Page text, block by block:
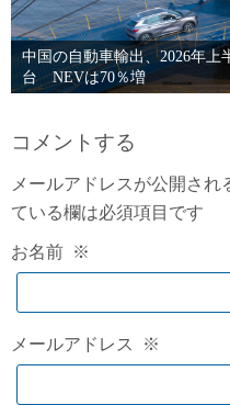
中国の自動車輸出、2026年上
台 NEVは70％増
コメントする
メールアドレスが公開され
ている欄は必須項目です
お名前 ※
メールアドレス ※